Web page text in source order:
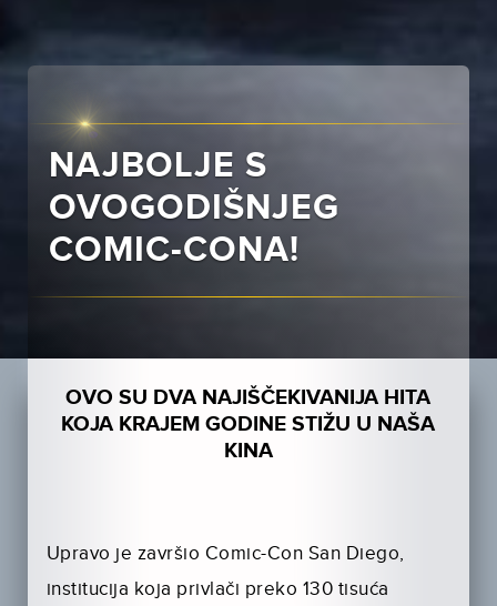
NAJBOLJE S
OVOGODIŠNJEG
COMIC-CONA!
OVO SU DVA NAJIŠČEKIVANIJA HITA
KOJA KRAJEM GODINE STIŽU U NAŠA
KINA
Upravo je završio Comic-Con San Diego,
institucija koja privlači preko 130 tisuća